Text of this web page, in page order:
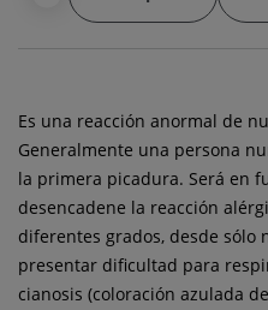
Es una reacción anormal de
Generalmente una persona
la primera picadura. Será en
desencadene la reacción
diferentes grados, desde sólo
presentar dificultad para
cianosis (coloración azulada